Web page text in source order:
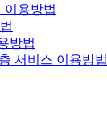
이용방법
방법
서비스 이용방법